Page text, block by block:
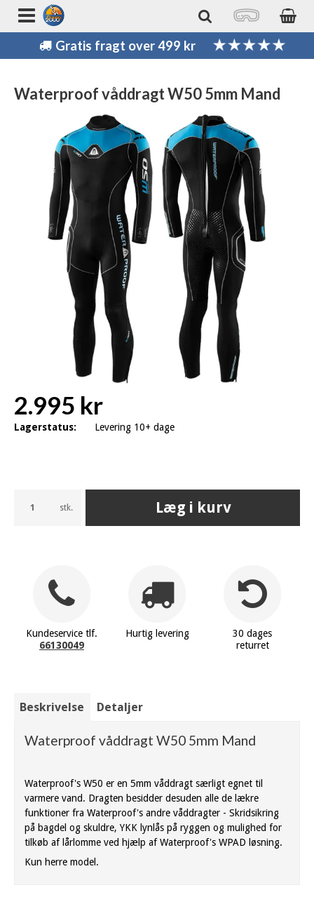
Gratis fragt over 499 kr
Waterproof våddragt W50 5mm Mand
2.995 kr
Lagerstatus: Levering 10+ dage
stk. Læg i kurv
Kundeservice tlf.
66130049
Hurtig levering
30 dages
returret
Beskrivelse Detaljer
Waterproof våddragt W50 5mm Mand
Waterproof's W50 er en 5mm våddragt særligt egnet til
varmere vand. Dragten besidder desuden alle de lækre
funktioner fra Waterproof's andre våddragter - Skridsikring
på bagdel og skuldre, YKK lynlås på ryggen og mulighed for
tilkøb af lårlomme ved hjælp af Waterproof's WPAD løsning.
Kun herre model.